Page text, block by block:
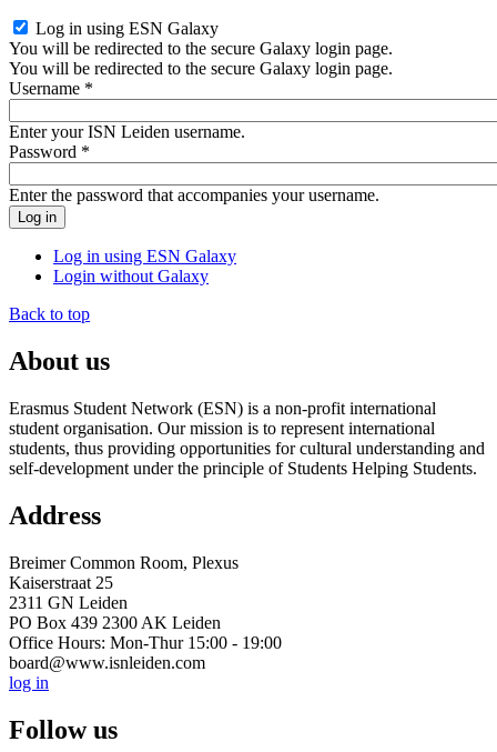
Log in using ESN Galaxy
You will be redirected to the secure Galaxy login page.
You will be redirected to the secure Galaxy login page.
Username *
Enter your ISN Leiden username.
Password *
Enter the password that accompanies your username.
Log in using ESN Galaxy
Login without Galaxy
Back to top
About us
Erasmus Student Network (ESN) is a non-profit international
student organisation. Our mission is to represent international
students, thus providing opportunities for cultural understanding and
self-development under the principle of Students Helping Students.
Address
Breimer Common Room, Plexus
Kaiserstraat 25
2311 GN Leiden
PO Box 439 2300 AK Leiden
Office Hours: Mon-Thur 15:00 - 19:00
board@www.isnleiden.com
log in
Follow us